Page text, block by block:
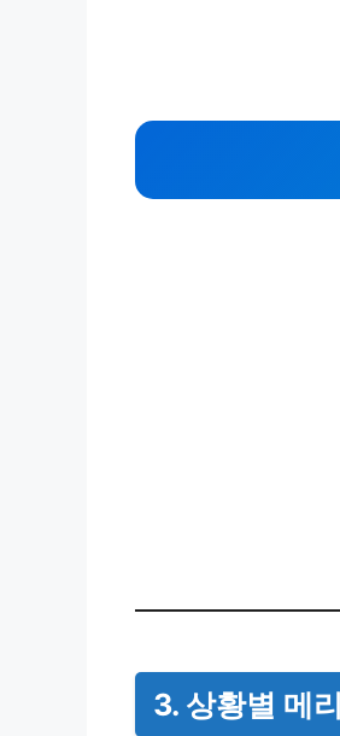
3. 상황별 메